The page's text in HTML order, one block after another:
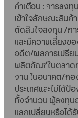
คำเตือน : การลง
เข้าใจลักษณะสินค้
ตัดสินใจลงทุน /กา
และมีความเสี่ยงข
อดีต/ผลการเปรีย
ผลิตภัณฑ์ในตลาด
งาน ในอนาคต/กอ
ประเทศและไม่ได้
ทั้งจำนวน ผู้ลงทุน
แลกเปลี่ยนหรือได้